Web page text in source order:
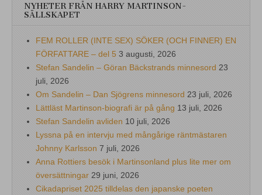
NYHETER FRÅN HARRY MARTINSON-
SÄLLSKAPET
FEM ROLLER (INTE SEX) SÖKER (OCH FINNER) EN
FÖRFATTARE – del 5 3 augusti, 2026
Stefan Sandelin – Göran Bäckstrands minnesord 23
juli, 2026
Om Sandelin – Dan Sjögrens minnesord 23 juli, 2026
Lättläst Martinson-biografi är på gång 13 juli, 2026
Stefan Sandelin avliden 10 juli, 2026
Lyssna på en intervju med mångårige räntmästaren
Johnny Karlsson 7 juli, 2026
Anna Rottiers besök i Martinsonland plus lite mer om
översättningar 29 juni, 2026
Cikadapriset 2025 tilldelas den japanske poeten